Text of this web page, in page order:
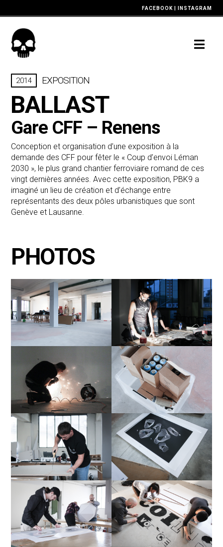
FACEBOOK| INSTAGRAM
2014 EXPOSITION
BALLAST
Gare CFF – Renens
Conception et organisation d’une exposition à la
demande des CFF pour fêter le « Coup d’envoi Léman
2030 », le plus grand chantier ferroviaire romand de ces
vingt dernières années. Avec cette exposition, PBK9 a
imaginé un lieu de création et d’échange entre
représentants des deux pôles urbanistiques que sont
Genève et Lausanne.
PHOTOS